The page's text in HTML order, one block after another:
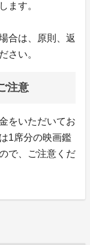
ます。
合は、原則、返
さい。
注意
をいただいてお
1席分の映画鑑
で、ご注意くだ